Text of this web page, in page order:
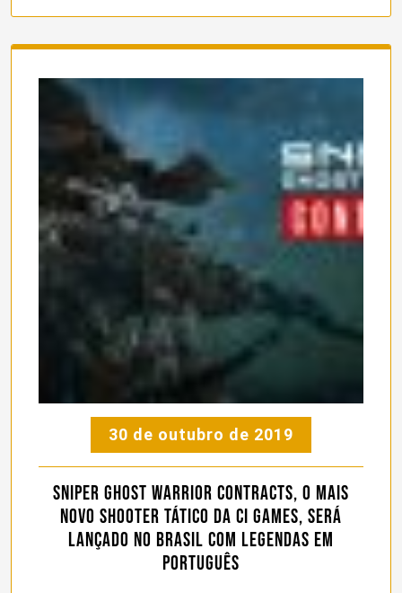
30 de outubro de 2019
Sniper Ghost Warrior Contracts, o mais
novo Shooter Tático da CI Games, será
lançado no Brasil com legendas em
português